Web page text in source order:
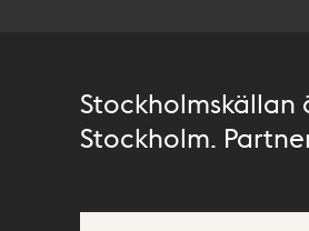
Stockholm.